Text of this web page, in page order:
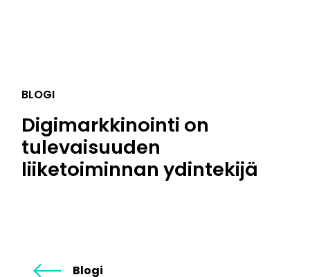
BLOGI
Digimarkkinointi on
tulevaisuuden
liiketoiminnan ydintekijä
Blogi